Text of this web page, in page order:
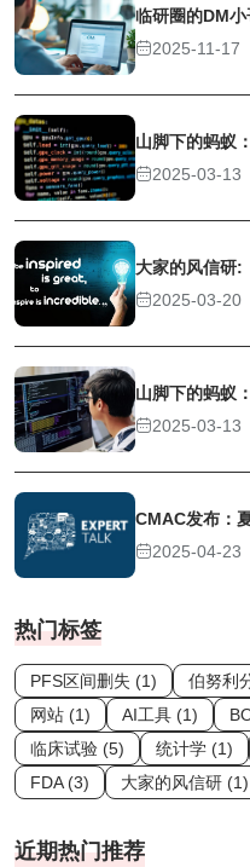
临研圈的DM
2025-11-17
山脚下的蚂蚁
2025-03-13
大家的风信研:
2025-03-20
山脚下的蚂蚁
2025-03-13
CMAC发布：
2025-04-23
热门标签
PFS区间删失 (1) 伯努利
网站 (1)
AI工具 (1)
临床试验 (5)
统计学 (1)
FDA (3)
大家的风信研 (1)
近期热门推荐